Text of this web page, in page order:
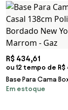
R$ 434,61
ou 12 tempo de R$
Base Para Cama
138cm Poliéster
Em estoque